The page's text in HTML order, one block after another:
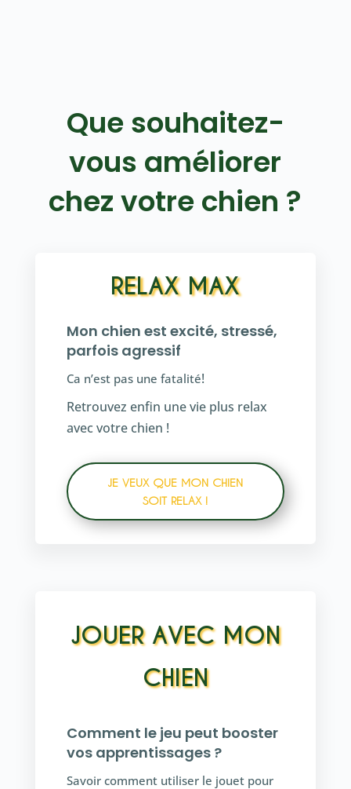
Que souhaitez-
vous améliorer
chez votre chien ?
RELAX MAX
Mon chien est excité, stressé,
parfois agressif
Ca n’est pas une fatalité!
Retrouvez enfin une vie plus relax
avec votre chien !
JE VEUX QUE MON CHIEN
SOIT RELAX !
JOUER AVEC MON
CHIEN
Comment le jeu peut booster
vos apprentissages ?
Savoir comment utiliser le jouet pour